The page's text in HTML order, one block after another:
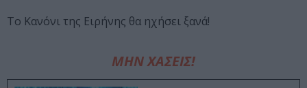
Το Κανόνι της Ειρήνης θα ηχήσει ξανά!
ΜΗΝ ΧΑΣΕΙΣ!